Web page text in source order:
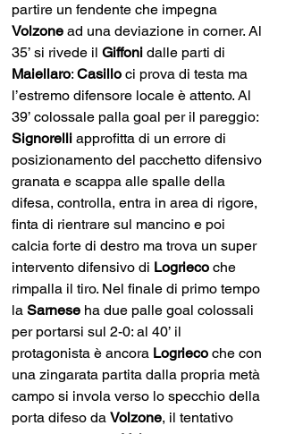
partire un fendente che impegna
Volzone ad una deviazione in corner. Al
35’ si rivede il Giffoni dalle parti di
Maiellaro: Casillo ci prova di testa ma
l’estremo difensore locale è attento. Al
39’ colossale palla goal per il pareggio:
Signorelli approfitta di un errore di
posizionamento del pacchetto difensivo
granata e scappa alle spalle della
difesa, controlla, entra in area di rigore,
finta di rientrare sul mancino e poi
calcia forte di destro ma trova un super
intervento difensivo di Logrieco che
rimpalla il tiro. Nel finale di primo tempo
la Sarnese ha due palle goal colossali
per portarsi sul 2-0: al 40’ il
protagonista è ancora Logrieco che con
una zingarata partita dalla propria metà
campo si invola verso lo specchio della
porta difeso da Volzone, il tentativo